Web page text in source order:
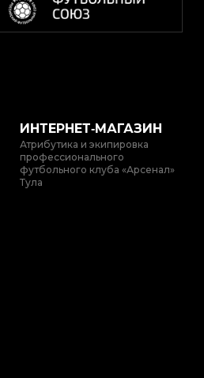
ИНТЕРНЕТ‑МАГАЗИН
Атрибутика и экипировка
профессионального
футбольного клуба «Арсенал»
Тула